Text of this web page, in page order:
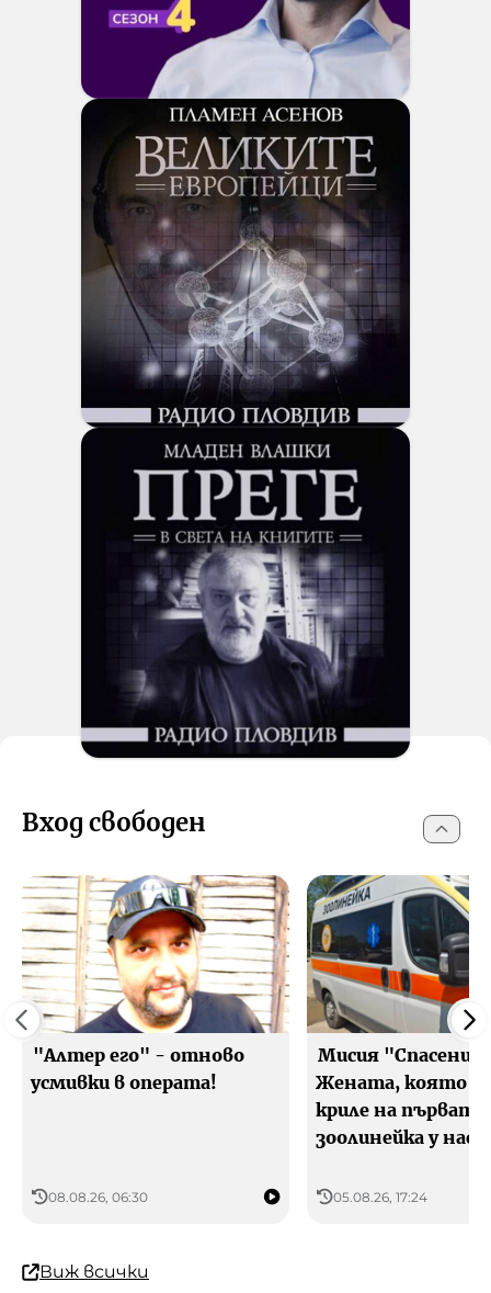
Вход свободен
"Алтер его" - отново
усмивки в операта!
08.08.26, 06:30
Мисия
Жената, която
криле на първата
зоолинейка у нас
05.08.26, 17:24
Виж всички